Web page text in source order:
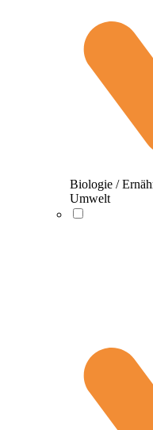
Biologie /
Umwelt